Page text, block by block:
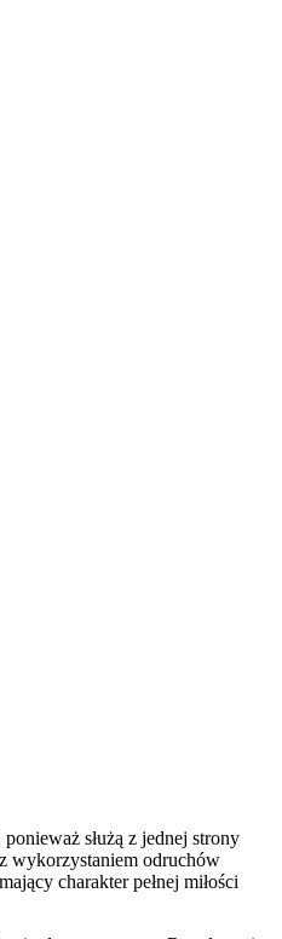
służą z jednej strony
wykorzystaniem odruchów
charakter pełnej miłości